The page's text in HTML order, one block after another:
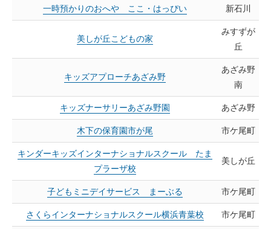
一時預かりのおへや ここ・はっぴい 新石川
美しが丘こどもの家
みすずが
丘
キッズアプローチあざみ野
あざみ野
南
キッズナーサリーあざみ野園 あざみ野
木下の保育園市が尾 市ケ尾町
キンダーキッズインターナショナルスクール たま
プラーザ校
美しが丘
子どもミニデイサービス まーぶる 市ケ尾町
さくらインターナショナルスクール横浜青葉校 市ケ尾町